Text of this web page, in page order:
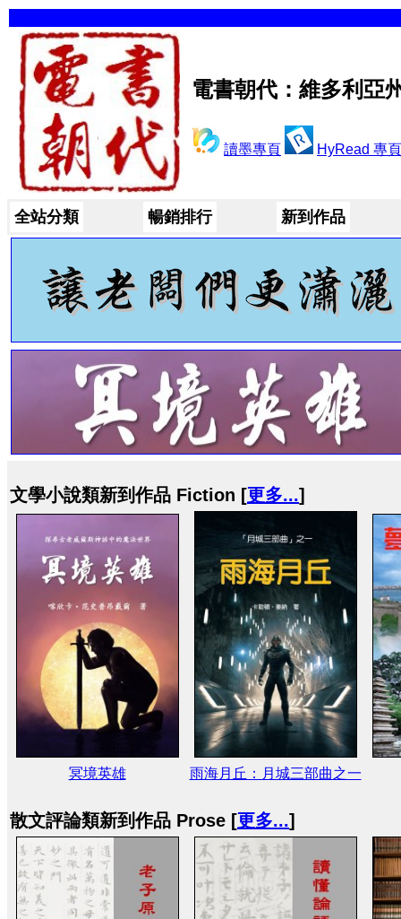
電書朝代：維多利亞
讀墨專頁 HyRead 專頁
全站分類 暢銷排行 新到作品
文學小說類新到作品 Fiction [更多...]
冥境英雄 雨海月丘：月城三部曲之一
散文評論類新到作品 Prose [更多...]